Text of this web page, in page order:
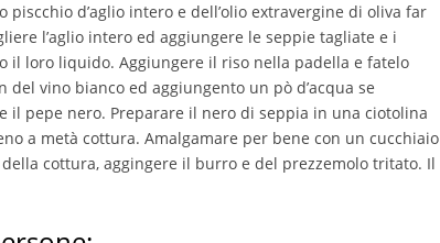
piscchio d’aglio intero e dell’olio extravergine di oliva far
l’aglio intero ed aggiungere le seppie tagliate e i
il loro liquido. Aggiungere il riso nella padella e fatelo
vino bianco ed aggiungento un pò d’acqua se
il pepe nero. Preparare il nero di seppia in una ciotolina
a metà cottura. Amalgamare per bene con un cucchiaio
cottura, aggingere il burro e del prezzemolo tritato. Il